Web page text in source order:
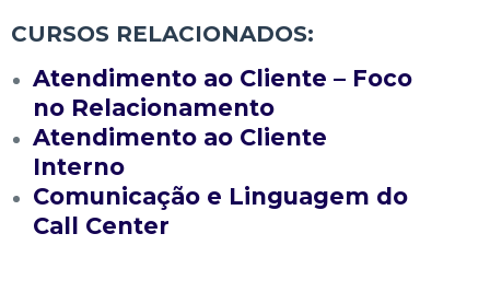
CURSOS RELACIONADOS:
Atendimento ao Cliente – Foco
no Relacionamento
Atendimento ao Cliente
Interno
Comunicação e Linguagem do
Call Center